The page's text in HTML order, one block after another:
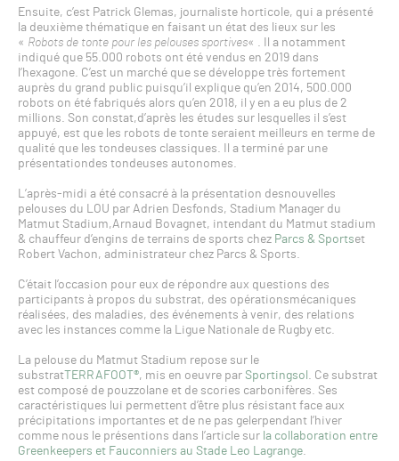
Ensuite, c’est Patrick Glemas, journaliste horticole, qui a présenté
la deuxième thématique en faisant un état des lieux sur les
« Robots de tonte pour les pelouses sportives« . Il a notamment
indiqué que 55.000 robots ont été vendus en 2019 dans
l’hexagone. C’est un marché que se développe très fortement
auprès du grand public puisqu’il explique qu’en 2014, 500.000
robots on été fabriqués alors qu’en 2018, il y en a eu plus de 2
millions. Son constat,d’après les études sur lesquelles il s’est
appuyé, est que les robots de tonte seraient meilleurs en terme de
qualité que les tondeuses classiques. Il a terminé par une
présentationdes tondeuses autonomes.
L’après-midi a été consacré à la présentation desnouvelles
pelouses du LOU par Adrien Desfonds, Stadium Manager du
Matmut Stadium,Arnaud Bovagnet, intendant du Matmut stadium
& chauffeur d’engins de terrains de sports chez Parcs & Sportset
Robert Vachon, administrateur chez Parcs & Sports.
C’était l’occasion pour eux de répondre aux questions des
participants à propos du substrat, des opérationsmécaniques
réalisées, des maladies, des événements à venir, des relations
avec les instances comme la Ligue Nationale de Rugby etc.
La pelouse du Matmut Stadium repose sur le
substratTERRAFOOT®, mis en oeuvre par Sportingsol . Ce substrat
est composé de pouzzolane et de scories carbonifères. Ses
caractéristiques lui permettent d’être plus résistant face aux
précipitations importantes et de ne pas gelerpendant l’hiver
comme nous le présentions dans l’article surla collaboration entre
Greenkeepers et Fauconniers au Stade Leo Lagrange.